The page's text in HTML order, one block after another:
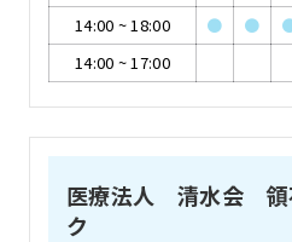
14:00 ~18:00 ● ●
14:00 ~17:00
医療法人 清水会 領
ク